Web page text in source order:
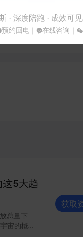
· 深度陪跑 · 成效可见
预约回电｜ 在线咨询
这5大趋
获取